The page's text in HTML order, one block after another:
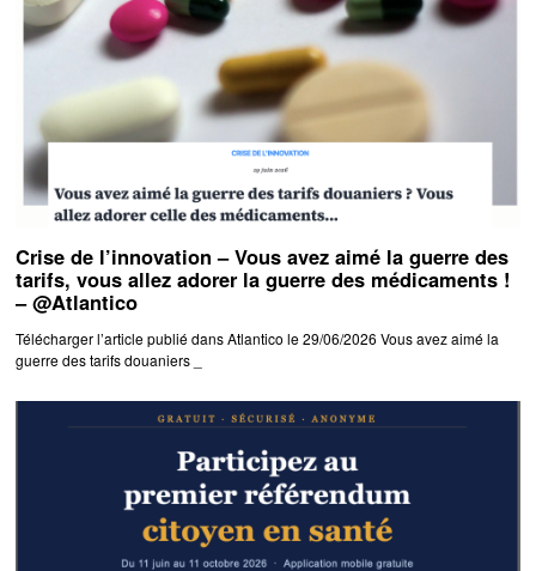
Crise de l’innovation – Vous avez aimé la guerre des
tarifs, vous allez adorer la guerre des médicaments !
– @Atlantico
Télécharger l’article publié dans Atlantico le 29/06/2026 Vous avez aimé la
guerre des tarifs douaniers _